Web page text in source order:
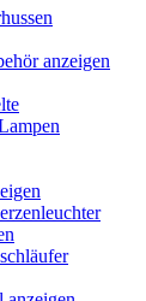
anzeigen